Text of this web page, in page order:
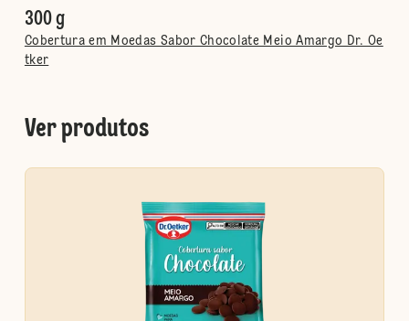
300 g
Cobertura em Moedas Sabor Chocolate Meio Amargo Dr. Oe
tker
Ver produtos